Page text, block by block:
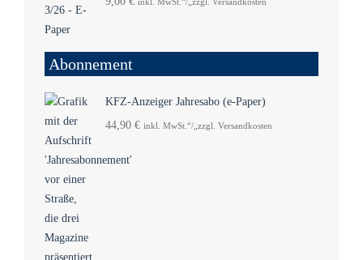
inkl. MwSt.“/„zzgl. Versandkosten
Abonnement
KFZ-Anzeiger Jahresabo (e-Paper)
44,90 € inkl. MwSt.“/„zzgl. Versandkosten